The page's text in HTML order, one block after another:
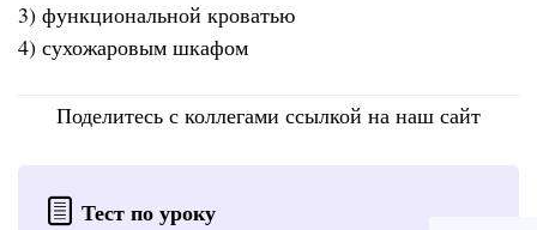
3) функциональной кроватью
4) сухожаровым шкафом
Поделитесь с коллегами ссылкой на наш сайт
Тест по уроку